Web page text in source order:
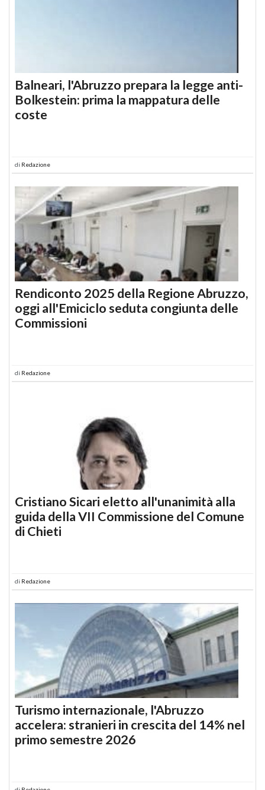
Balneari, l'Abruzzo prepara la legge anti-
Bolkestein: prima la mappatura delle
coste
di Redazione
Rendiconto 2025 della Regione Abruzzo,
oggi all'Emiciclo seduta congiunta delle
Commissioni
di Redazione
Cristiano Sicari eletto all'unanimità alla
guida della VII Commissione del Comune
di Chieti
di Redazione
Turismo internazionale, l'Abruzzo
accelera: stranieri in crescita del 14% nel
primo semestre 2026